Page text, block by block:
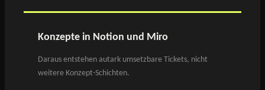
Konzepte in Notion und Miro
Daraus entstehen autark umsetzbare Tickets, nicht
weitere Konzept-Schichten.